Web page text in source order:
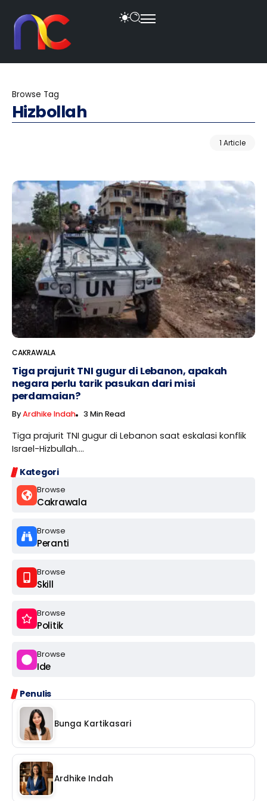
Browse Tag
Hizbollah
1 Article
Kategori
Browse
Cakrawala
Browse
Peranti
Browse
Skill
Browse
Politik
Browse
Ide
Penulis
Bunga Kartikasari
Ardhike Indah
CAKRAWALA
Tiga prajurit TNI gugur di Lebanon, apakah
negara perlu tarik pasukan dari misi
perdamaian?
ByArdhike Indah 3 Min Read
Tiga prajurit TNI gugur di Lebanon saat eskalasi konflik
Israel-Hizbullah....